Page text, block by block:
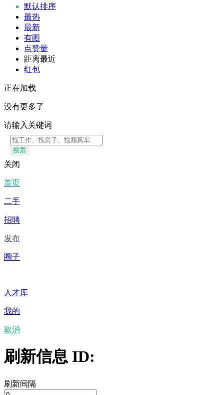
默认排序
最热
最新
有图
点赞量
距离最近
红包
正在加载
没有更多了
请输入关键词
搜索
关闭
首页
二手
招聘
发布
圈子
人才库
我的
取消
刷新信息 ID:
刷新间隔